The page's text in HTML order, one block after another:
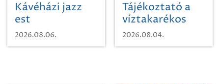
Kávéházi jazz
est
2026.08.06.
Tájékoztató a
víztakarékos
vízhasználatról
2026.08.04.